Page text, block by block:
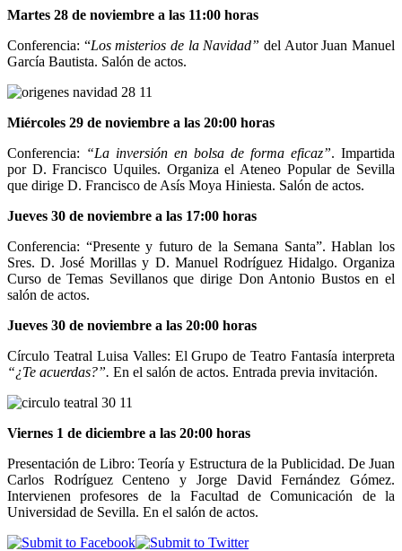
Martes 28 de noviembre a las 11:00 horas
Conferencia: “Los misterios de la Navidad”del Autor Juan Manuel
García Bautista. Salón de actos.
Miércoles 29 de noviembre a las 20:00 horas
Conferencia: “La inversión en bolsa de forma eficaz”. Impartida
por D. Francisco Uquiles. Organiza el Ateneo Popular de Sevilla
que dirige D. Francisco de Asís Moya Hiniesta. Salón de actos.
Jueves 30 de noviembre a las 17:00 horas
Conferencia: “Presente y futuro de la Semana Santa”. Hablan los
Sres. D. José Morillas y D. Manuel Rodríguez Hidalgo. Organiza
Curso de Temas Sevillanos que dirige Don Antonio Bustos en el
salón de actos.
Jueves 30 de noviembre a las 20:00 horas
Círculo Teatral Luisa Valles: El Grupo de Teatro Fantasía interpreta
“¿Te acuerdas?”. En el salón de actos. Entrada previa invitación.
Viernes 1 de diciembre a las 20:00 horas
Presentación de Libro: Teoría y Estructura de la Publicidad. De Juan
Carlos Rodríguez Centeno y Jorge David Fernández Gómez.
Intervienen profesores de la Facultad de Comunicación de la
Universidad de Sevilla. En el salón de actos.